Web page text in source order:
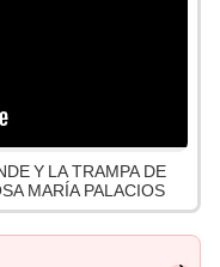
Y LA TRAMPA DE
MARÍA PALACIOS